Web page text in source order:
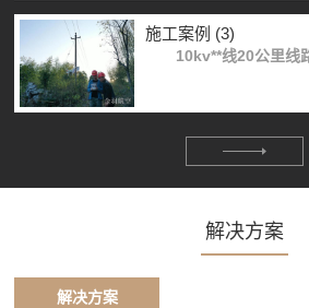
施工案例 (3)
10kv**线20公里线
解决方案
解决方案